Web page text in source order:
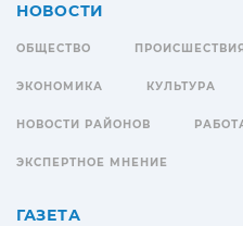
НОВОСТИ
ОБЩЕСТВО
ЭКОНОМИКА КУЛЬТУРА
НОВОСТИ РАЙОНОВ
ЭКСПЕРТНОЕ МНЕНИЕ
ГАЗЕТА